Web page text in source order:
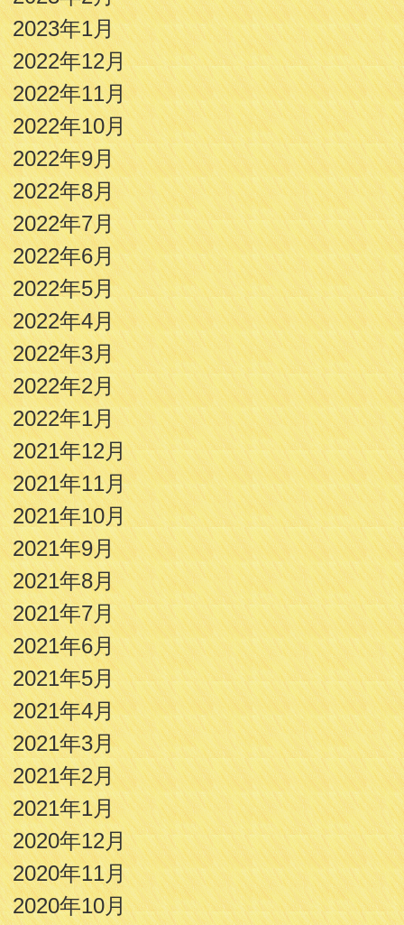
2023年1月
2022年12月
2022年11月
2022年10月
2022年9月
2022年8月
2022年7月
2022年6月
2022年5月
2022年4月
2022年3月
2022年2月
2022年1月
2021年12月
2021年11月
2021年10月
2021年9月
2021年8月
2021年7月
2021年6月
2021年5月
2021年4月
2021年3月
2021年2月
2021年1月
2020年12月
2020年11月
2020年10月